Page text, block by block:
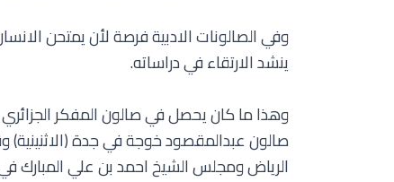
وفي الصالونات الادبية فرصة لأن يمتحن
ينشد الارتقاء في دراساته.
وهذا ما كان يحصل في صالون المفكر
صالون عبدالمقصود خوجة في جدة (الاثنينية)
الرياض ومجلس الشيخ احمد بن علي المبارك